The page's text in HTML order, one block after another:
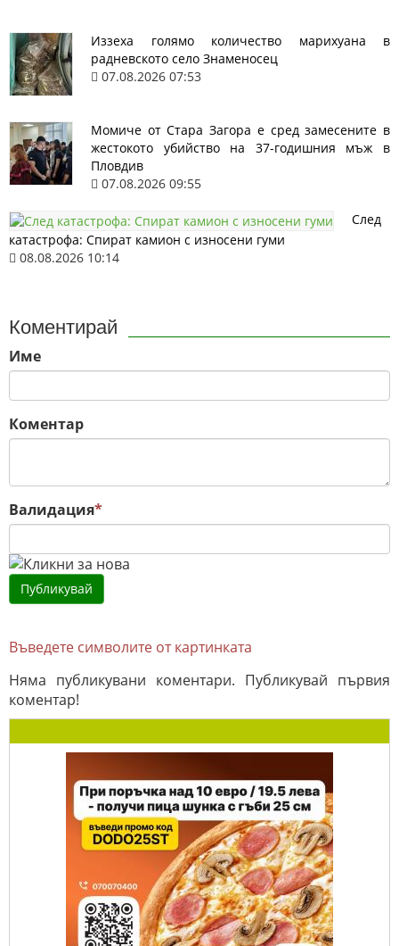
Иззеха голямо количество марихуана в
радневското село Знаменосец
07.08.2026 07:53
Момиче от Стара Загора е сред замесените в
жестокото убийство на 37-годишния мъж в
Пловдив
07.08.2026 09:55
След
катастрофа: Спират камион с износени гуми
08.08.2026 10:14
Коментирай
Име
Коментар
Валидация*
Въведете символите от картинката
Няма публикувани коментари. Публикувай първия
коментар!